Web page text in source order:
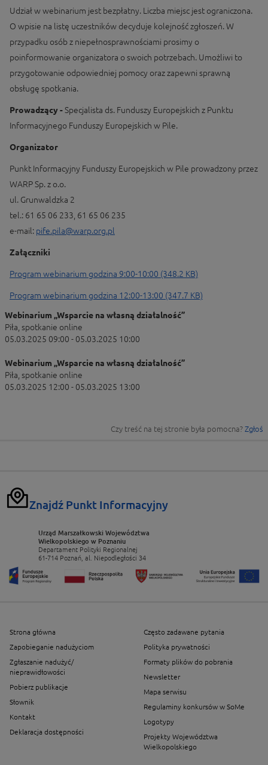
Udział w webinarium jest bezpłatny. Liczba miejsc jest ograniczona.
O wpisie na listę uczestników decyduje kolejność zgłoszeń. W
przypadku osób z niepełnosprawnościami prosimy o
poinformowanie organizatora o swoich potrzebach. Umożliwi to
przygotowanie odpowiedniej pomocy oraz zapewni sprawną
obsługę spotkania.
Prowadzący - Specjalista ds. Funduszy Europejskich z Punktu
Informacyjnego Funduszy Europejskich w Pile.
Organizator
Punkt Informacyjny Funduszy Europejskich w Pile prowadzony przez
WARP Sp. z o.o.
ul. Grunwaldzka 2
tel.: 61 65 06 233, 61 65 06 235
e-mail: pife.pila@warp.org.pl
Załączniki
Program webinarium godzina 9:00-10:00 (348.2 KB)
Program webinarium godzina 12:00-13:00 (347.7 KB)
Webinarium „Wsparcie na własną działalność”
Piła, spotkanie online
05.03.2025 09:00 - 05.03.2025 10:00
Webinarium „Wsparcie na własną działalność”
Piła, spotkanie online
05.03.2025 12:00 - 05.03.2025 13:00
Czy treść na tej stronie była pomocna? Zgłoś
Znajdź Punkt Informacyjny
Urząd Marszałkowski Województwa
Wielkopolskiego w Poznaniu
Departament Polityki Regionalnej
61-714 Poznań, al. Niepodległości 34
Strona główna
Zapobieganie nadużyciom
Zgłaszanie nadużyć/
nieprawidłowości
Pobierz publikacje
Słownik
Kontakt
Deklaracja dostępności
Często zadawane pytania
Polityka prywatności
Formaty plików do pobrania
Newsletter
Mapa serwisu
Regulaminy konkursów w SoMe
Logotypy
Projekty Województwa
Wielkopolskiego